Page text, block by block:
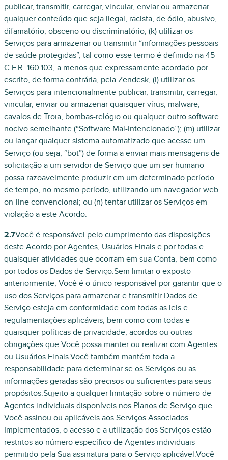
publicar, transmitir, carregar, vincular, enviar ou armazenar
qualquer conteúdo que seja ilegal, racista, de ódio, abusivo,
difamatório, obsceno ou discriminatório; (k) utilizar os
Serviços para armazenar ou transmitir “informações pessoais
de saúde protegidas”, tal como esse termo é definido na 45
C.F.R. 160.103, a menos que expressamente acordado por
escrito, de forma contrária, pela Zendesk, (l) utilizar os
Serviços para intencionalmente publicar, transmitir, carregar,
vincular, enviar ou armazenar quaisquer vírus, malware,
cavalos de Troia, bombas-relógio ou qualquer outro software
nocivo semelhante (“Software Mal-Intencionado”); (m) utilizar
ou lançar qualquer sistema automatizado que acesse um
Serviço (ou seja, “bot”) de forma a enviar mais mensagens de
solicitação a um servidor de Serviço que um ser humano
possa razoavelmente produzir em um determinado período
de tempo, no mesmo período, utilizando um navegador web
on-line convencional; ou (n) tentar utilizar os Serviços em
violação a este Acordo.
2.7Você é responsável pelo cumprimento das disposições
deste Acordo por Agentes, Usuários Finais e por todas e
quaisquer atividades que ocorram em sua Conta, bem como
por todos os Dados de Serviço.Sem limitar o exposto
anteriormente, Você é o único responsável por garantir que o
uso dos Serviços para armazenar e transmitir Dados de
Serviço esteja em conformidade com todas as leis e
regulamentações aplicáveis, bem como com todas e
quaisquer políticas de privacidade, acordos ou outras
obrigações que Você possa manter ou realizar com Agentes
ou Usuários Finais.Você também mantém toda a
responsabilidade para determinar se os Serviços ou as
informações geradas são precisos ou suficientes para seus
propósitos.Sujeito a qualquer limitação sobre o número de
Agentes individuais disponíveis nos Planos de Serviço que
Você assinou ou aplicáveis aos Serviços Associados
Implementados, o acesso e a utilização dos Serviços estão
restritos ao número específico de Agentes individuais
permitido pela Sua assinatura para o Serviço aplicável.Você